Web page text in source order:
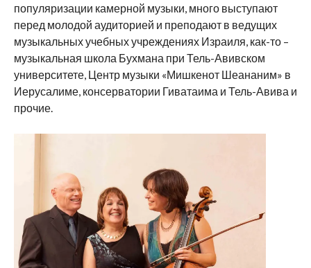
популяризации камерной музыки, много выступают
перед молодой аудиторией и преподают в ведущих
музыкальных учебных учреждениях Израиля, как-то –
музыкальная школа Бухмана при Тель-Авивском
университете, Центр музыки «Мишкенот Шеананим» в
Иерусалиме, консерватории Гиватаима и Тель-Авива и
прочие.